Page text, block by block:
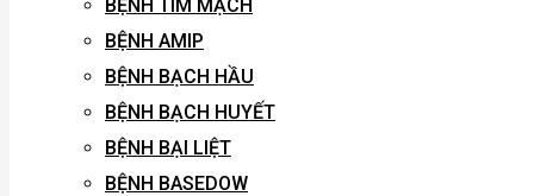
BỆNH TIM MẠCH
BỆNH AMIP
BỆNH BẠCH HẦU
BỆNH BẠCH HUYẾT
BỆNH BẠI LIỆT
BỆNH BASEDOW